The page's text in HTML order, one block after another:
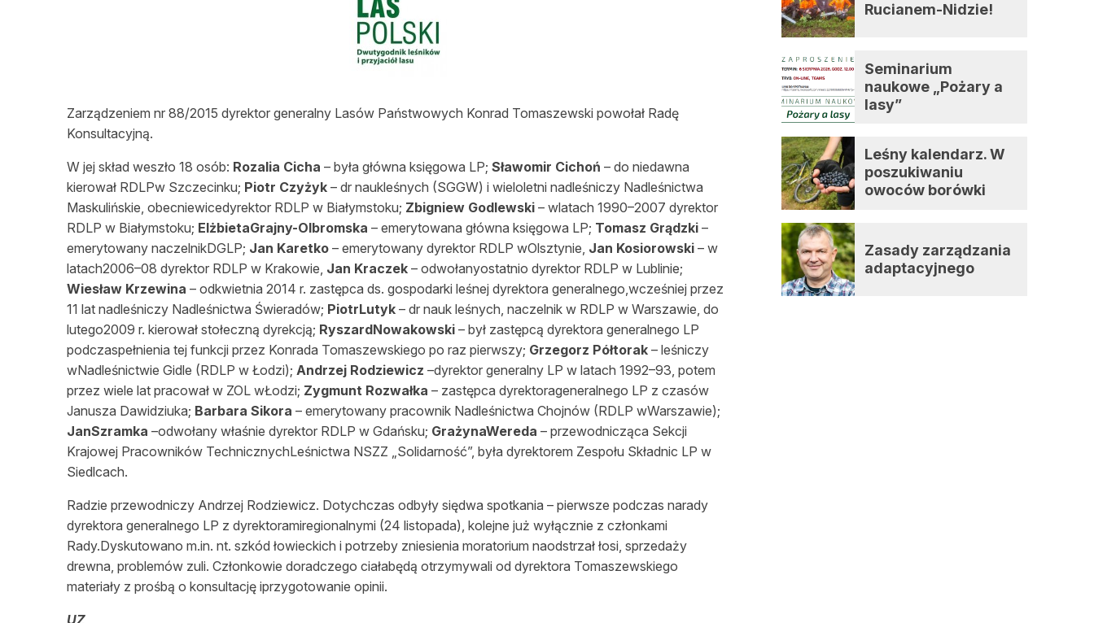
Lasy prywatne
Zarządzeniem nr 88/2015 dyrektor generalny Lasów Państwowych Konrad Tomaszewski powołał Radę
Konsultacyjną.
W jej skład weszło 18 osób: Rozalia Cicha – była główna księgowa LP; Sławomir Cichoń – do niedawna
kierował RDLPw Szczecinku; Piotr Czyżyk – dr naukleśnych (SGGW) i wieloletni nadleśniczy Nadleśnictwa
Maskulińskie, obecniewicedyrektor RDLP w Białymstoku; Zbigniew Godlewski – wlatach 1990–2007 dyrektor
RDLP w Białymstoku; ElżbietaGrajny-Olbromska – emerytowana główna księgowa LP; Tomasz Grądzki –
emerytowany naczelnikDGLP; Jan Karetko – emerytowany dyrektor RDLP wOlsztynie, Jan Kosiorowski – w
latach2006–08 dyrektor RDLP w Krakowie, Jan Kraczek – odwołanyostatnio dyrektor RDLP w Lublinie;
Wiesław Krzewina – odkwietnia 2014 r. zastępca ds. gospodarki leśnej dyrektora generalnego,wcześniej przez
11 lat nadleśniczy Nadleśnictwa Świeradów; PiotrLutyk – dr nauk leśnych, naczelnik w RDLP w Warszawie, do
lutego2009 r. kierował stołeczną dyrekcją; RyszardNowakowski – był zastępcą dyrektora generalnego LP
podczaspełnienia tej funkcji przez Konrada Tomaszewskiego po raz pierwszy; Grzegorz Półtorak – leśniczy
wNadleśnictwie Gidle (RDLP w Łodzi); Andrzej Rodziewicz –dyrektor generalny LP w latach 1992–93, potem
przez wiele lat pracował w ZOL wŁodzi; Zygmunt Rozwałka – zastępca dyrektorageneralnego LP z czasów
Janusza Dawidziuka; Barbara Sikora – emerytowany pracownik Nadleśnictwa Chojnów (RDLP wWarszawie);
JanSzramka –odwołany właśnie dyrektor RDLP w Gdańsku; GrażynaWereda – przewodnicząca Sekcji
Krajowej Pracowników TechnicznychLeśnictwa NSZZ „Solidarność”, była dyrektorem Zespołu Składnic LP w
Siedlcach.
Radzie przewodniczy Andrzej Rodziewicz. Dotychczas odbyły siędwa spotkania – pierwsze podczas narady
dyrektora generalnego LP z dyrektoramiregionalnymi (24 listopada), kolejne już wyłącznie z członkami
Rady.Dyskutowano m.in. nt. szkód łowieckich i potrzeby zniesienia moratorium naodstrzał łosi, sprzedaży
drewna, problemów zuli. Członkowie doradczego ciałabędą otrzymywali od dyrektora Tomaszewskiego
materiały z prośbą o konsultację iprzygotowanie opinii.
UZ
Rucianem-Nidzie!
Seminarium
naukowe „Pożary a
lasy”
Leśny kalendarz. W
poszukiwaniu
owoców borówki
Zasady zarządzania
adaptacyjnego